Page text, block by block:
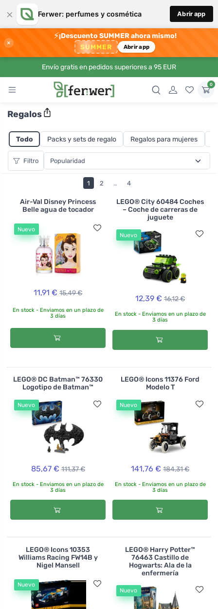
× Ferwer: perfumes y cosmética Abrir app
×
⚡¡Descuento SUMMER ahora mismo!
SUMMER Abrir app
Envío gratis en pedidos superiores a 95 EUR
0
Regalos
Todo Packs y sets de regalo Regalos para mujeres
Filtro
1 2 … 4
Air-Val Disney Princess
Belle agua de tocador
Nuevo
11,91 € 15,49 €
En stock - Enviamos en un plazo de
3 días
LEGO® City 60484 Coches
– Coche de carreras de
juguete
Nuevo
12,39 € 16,12 €
En stock - Enviamos en un plazo de
3 días
LEGO® DC Batman™ 76330
Logotipo de Batman™
Nuevo
85,67 € 111,37 €
En stock - Enviamos en un plazo de
3 días
LEGO® Icons 11376 Ford
Modelo T
Nuevo
141,76 € 184,31 €
En stock - Enviamos en un plazo de
3 días
LEGO® Icons 10353
Williams Racing FW14B y
Nigel Mansell
Nuevo
LEGO® Harry Potter™
76463 Castillo de
Hogwarts: Ala de la
enfermería
Nuevo